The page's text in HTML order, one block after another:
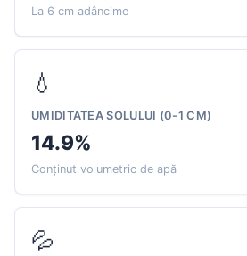
La 6 cm adâncime
💧
UMIDITATEA SOLULUI (0-1 CM)
14.9%
Conținut volumetric de apă
💦